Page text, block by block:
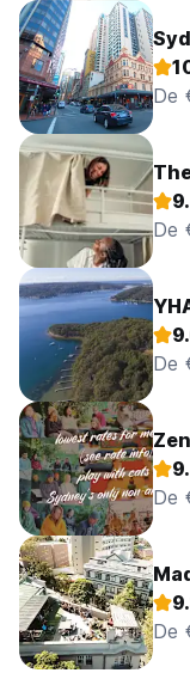
De
De
De
De
De